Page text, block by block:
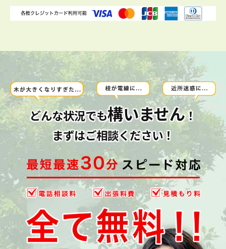
どんな状況でも構いません！
まずはご相談ください！